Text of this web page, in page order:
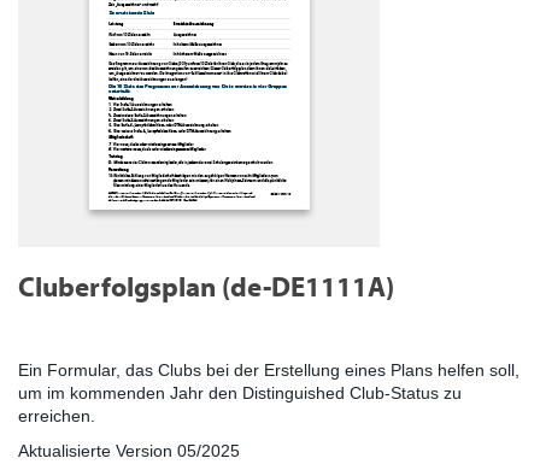
Cluberfolgsplan (de-DE1111A)
Ein Formular, das Clubs bei der Erstellung eines Plans helfen soll,
um im kommenden Jahr den Distinguished Club-Status zu
erreichen.
Aktualisierte Version 05/2025